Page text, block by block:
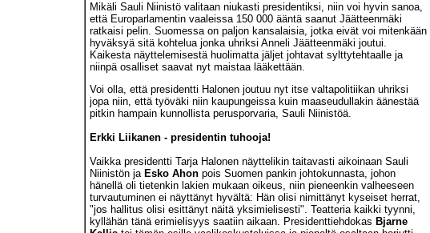
Mikäli Sauli Niinistö valitaan niukasti presidentiksi, niin voi hyvin sanoa,
että Europarlamentin vaaleissa 150 000 ääntä saanut Jäätteenmäki
ratkaisi pelin. Suomessa on paljon kansalaisia, jotka eivät voi mitenkään
hyväksyä sitä kohtelua jonka uhriksi Anneli Jäätteenmäki joutui.
Kaikesta näyttelemisestä huolimatta jäljet johtavat sylttytehtaalle ja
niinpä osalliset saavat nyt maistaa lääkettään.
Voi olla, että presidentti Halonen joutuu nyt itse valtapolitiikan uhriksi
jopa niin, että työväki niin kaupungeissa kuin maaseudullakin äänestää
pitkin hampain kunnollista perusporvaria, Sauli Niinistöä.
Erkki Liikanen - presidentin tuhooja!
Vaikka presidentti Tarja Halonen näyttelikin taitavasti aikoinaan Sauli
Niinistön ja Esko Ahon pois Suomen pankin johtokunnasta, johon
hänellä oli tietenkin lakien mukaan oikeus, niin pieneenkin valheeseen
turvautuminen ei näyttänyt hyvältä: Hän olisi nimittänyt kyseiset herrat,
"jos hallitus olisi esittänyt näitä yksimielisesti". Teatteria kaikki tyynni,
kyllähän tänä erimielisyys saatiin aikaan. Presidenttiehdokas Bjarne